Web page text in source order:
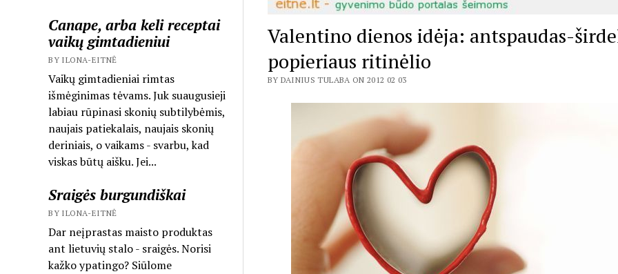
Canape, arba keli receptai
vaikų gimtadieniui
BY ILONA-EITNĖ
Vaikų gimtadieniai rimtas
išmėginimas tėvams. Juk suaugusieji
labiau rūpinasi skonių subtilybėmis,
naujais patiekalais, naujais skonių
deriniais, o vaikams - svarbu, kad
viskas būtų aišku. Jei...
Sraigės burgundiškai
BY ILONA-EITNĖ
Dar neįprastas maisto produktas
ant lietuvių stalo - sraigės. Norisi
kažko ypatingo? Siūlome
Valentino dienos idėja: antspaudas-
popieriaus ritinėlio
BY DAINIUS TULABA ON 2012 02 03